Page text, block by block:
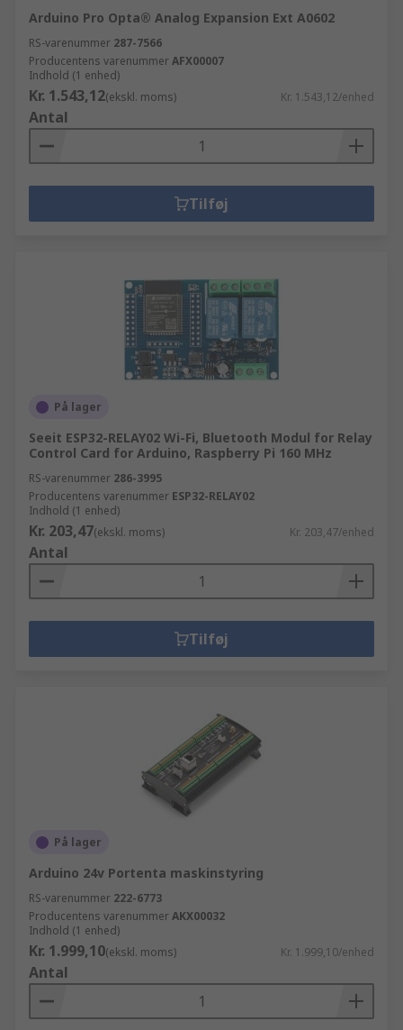
Arduino Pro Opta® Analog Expansion Ext A0602
RS-varenummer 287-7566
Producentens varenummerAFX00007
Indhold (1 enhed)
Kr. 1.543,12(ekskl. moms) Kr. 1.543,12/enhed
Antal
Tilføj
På lager
Seeit ESP32-RELAY02 Wi-Fi, Bluetooth Modul for Relay
Control Card for Arduino, Raspberry Pi 160 MHz
RS-varenummer 286-3995
Producentens varenummer ESP32-RELAY02
Indhold (1 enhed)
Kr. 203,47(ekskl. moms) Kr. 203,47/enhed
Antal
Tilføj
På lager
Arduino 24v Portenta maskinstyring
RS-varenummer 222-6773
Producentens varenummerAKX00032
Indhold (1 enhed)
Kr. 1.999,10(ekskl. moms) Kr. 1.999,10/enhed
Antal